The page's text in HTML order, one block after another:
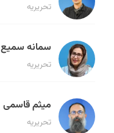
تحریریه
سمانه سمیع
تحریریه
میثم قاسمی
تحریریه